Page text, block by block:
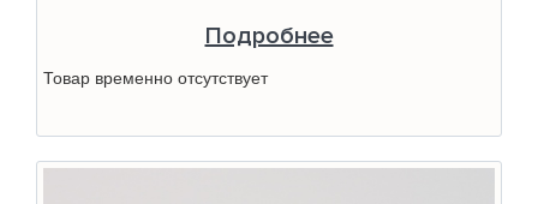
Подробнее
Товар временно отсутствует